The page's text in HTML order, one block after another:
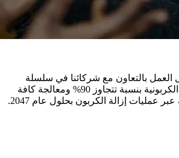
سنواصل العمل بالتعاون مع شركائنا في سلسلة
القيمة لخفض انبعاثاتنا الكربونية بنسبة تتجاوز 90% ومعالجة كافة
عبر عمليات إزالة الكربون بحلول عام 2047.